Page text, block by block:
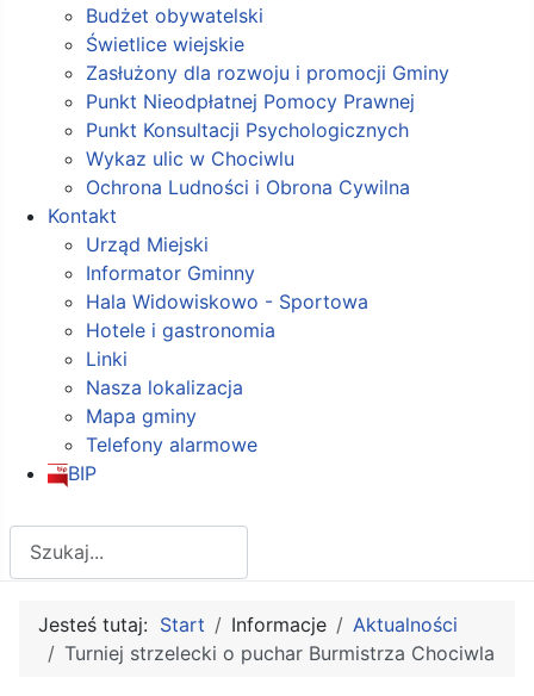
Budżet obywatelski
Świetlice wiejskie
Zasłużony dla rozwoju i promocji Gminy
Punkt Nieodpłatnej Pomocy Prawnej
Punkt Konsultacji Psychologicznych
Wykaz ulic w Chociwlu
Ochrona Ludności i Obrona Cywilna
Kontakt
Urząd Miejski
Informator Gminny
Hala Widowiskowo - Sportowa
Hotele i gastronomia
Linki
Nasza lokalizacja
Mapa gminy
Telefony alarmowe
BIP
Jesteś tutaj: Start Informacje
Aktualności
Turniej strzelecki o puchar Burmistrza Chociwla